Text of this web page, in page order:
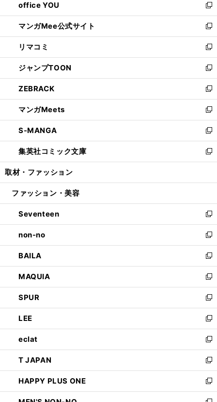
く
で
開
く
ィ
ン
ド
ウ
で
開
く
い
ウ
ィ
ン
ド
ウ
で
開
く
office YOU
新
し
い
ウ
ィ
ン
ド
ウ
で
開
く
マンガMee公式サイト
新
し
い
ウ
ィ
ン
ド
ウ
で
開
く
リマコミ
新
し
い
ウ
ィ
ン
ド
ウ
で
開
く
ジャンプTOON
新
し
い
ウ
ィ
ン
ド
ウ
で
開
ZEBRACK
新
し
い
ウ
ィ
ン
ド
ウ
開
マンガMeets
新
し
い
ウ
ィ
ン
ウ
開
く
S-MANGA
新
し
い
ウ
ン
ウ
で
開
く
集英社コミック文庫
新
し
ウ
ン
ド
ウ
で
開
く
取材・ファッション
ファッション・美容
Seventeen
新
し
い
ウ
ィ
ン
ド
ウ
で
開
く
non-no
新
し
い
ウ
ィ
ン
ド
ウ
で
開
く
BAILA
新
し
い
ウ
ィ
ン
ド
ウ
で
開
く
MAQUIA
新
し
い
ウ
ィ
ン
ド
ウ
で
開
く
SPUR
新
し
い
ウ
ィ
ン
ド
ウ
で
開
LEE
新
し
い
ウ
ィ
ン
ド
ウ
eclat
新
し
い
ウ
ィ
ン
T JAPAN
新
し
い
ウ
HAPPY PLUS ONE
新
し